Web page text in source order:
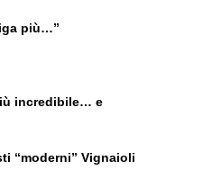
più…”
incredibile… e
“moderni” Vignaioli